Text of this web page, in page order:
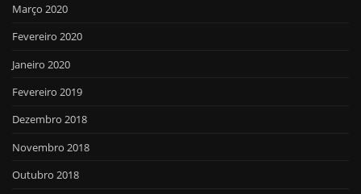
Março 2020
Fevereiro 2020
Janeiro 2020
Fevereiro 2019
Dezembro 2018
Novembro 2018
Outubro 2018